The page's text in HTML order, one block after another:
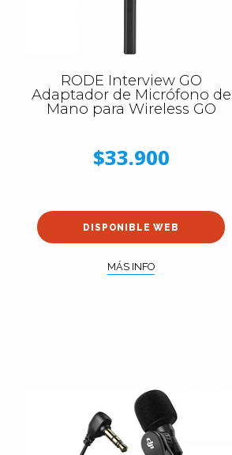
RODE Interview GO
Adaptador de Micrófono de
Mano para Wireless GO
$33.900
DISPONIBLE WEB
MÁS INFO